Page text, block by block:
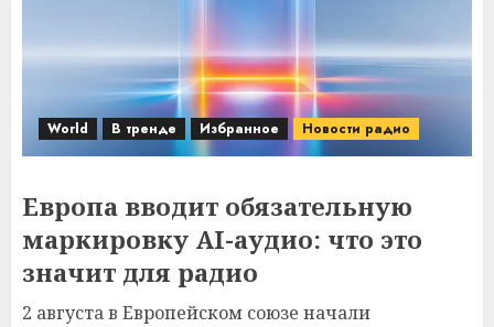
World В тренде Избранное Новости радио
Европа вводит обязательную
маркировку AI-аудио: что это
значит для радио
2 августа в Европейском союзе начали